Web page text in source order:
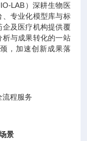
LAB）深耕生物医
专业化模型库与标
及医疗机构提供覆
与成果转化的一站
，加速创新成果落
流程服务
景